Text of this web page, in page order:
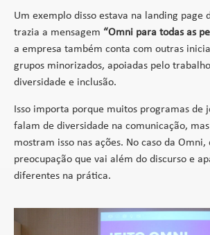
Um exemplo disso estava na landing page
trazia a mensagem “Omni para todas as
a empresa também conta com outras
grupos minorizados, apoiadas pelo
diversidade e inclusão.
Isso importa porque muitos programas de
falam de diversidade na comunicação,
mostram isso nas ações. No caso da Omni,
preocupação que vai além do discurso e
diferentes na prática.